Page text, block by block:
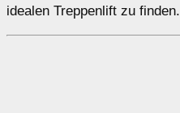
idealen Treppenlift zu finden.